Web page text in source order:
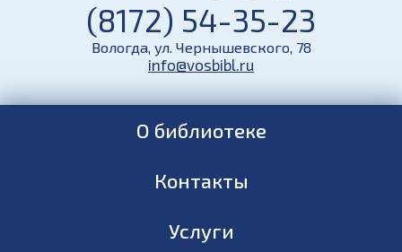
(8172) 54-35-23
Вологда, ул. Чернышевского, 78
info@vosbibl.ru
О библиотеке
Контакты
Услуги